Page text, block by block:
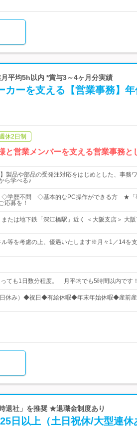
平均5h以内 *賞与3～4ヶ月分実績
ーを支える【営業事務】年
休2日制
営業メンバーを支える営業事務と
製品や部品の受発注対応をはじめとした、事務
ら学べる♪
】◇学歴不問 ◇基本的なPC操作ができる方 ★「
応募を！
たは地下鉄「深江橋駅」近く ＜大阪支店＞ 大阪
等を考慮の上、優遇いたします※月々1／14を支
ても1日数分程度。 月平均でも5時間以内で
休み）◆祝日◆有給休暇◆年末年始休暇◆産前
退社」を推奨 ★退職金制度あり
日以上（土日祝休/大型連休